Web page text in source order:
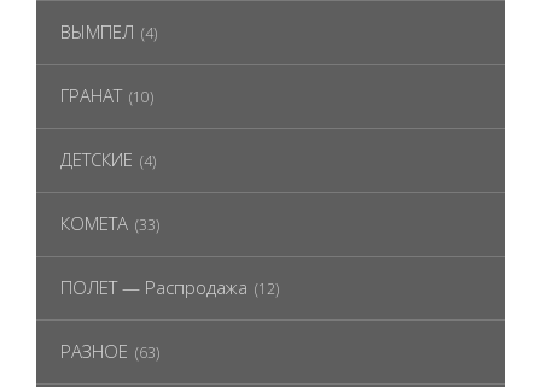
ВЫМПЕЛ (4)
ГРАНАТ (10)
ДЕТСКИЕ (4)
КОМЕТА (33)
ПОЛЕТ — Распродажа (12)
РАЗНОЕ (63)